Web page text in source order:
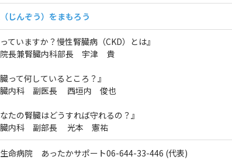
じんぞう）をまもろう
っていますか？慢性腎臓病（CKD）とは』
長兼腎臓内科部長 宇津 貴
臓って何しているところ？』
内科 副医長 西垣内 俊也
なたの腎臓はどうすれば守れるの？』
内科 副部長 光本 憲祐
命病院 あったかサポート06-644-33-446 (代表)